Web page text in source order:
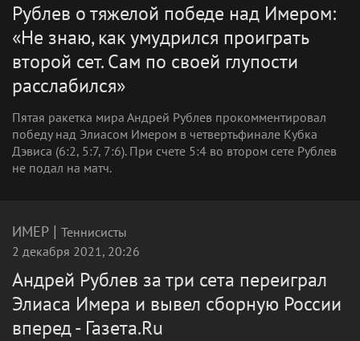
Рублев о тяжелой победе над Имером:
«Не знаю, как умудрился проиграть
второй сет. Сам по своей глупости
расслабился»
Пятая ракетка мира Андрей Рублев прокомментировал
победу над Элиасом Имером в четвертьфинале Кубка
Дэвиса (6:2, 5:7, 7:6). При счете 5:4 во втором сете Рублев
не подал на матч.
ИМЕР | Теннисисты
2 декабря 2021, 20:26
Андрей Рублев за три сета переиграл
Элиаса Имера и вывел сборную России
вперед - Газета.Ru